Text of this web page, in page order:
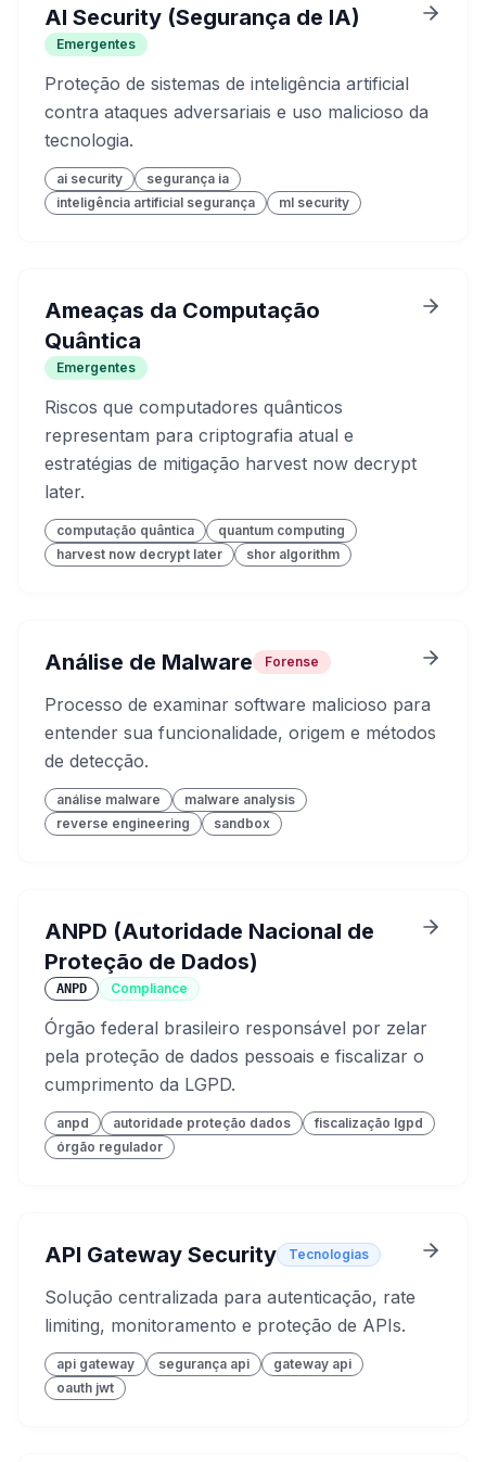
AI Security (Segurança de IA)
Emergentes
Proteção de sistemas de inteligência artificial
contra ataques adversariais e uso malicioso da
tecnologia.
ai security
segurança ia
inteligência artificial segurança
ml security
Ameaças da Computação
Quântica
Emergentes
Riscos que computadores quânticos
representam para criptografia atual e
estratégias de mitigação harvest now decrypt
later.
computação quântica
quantum computing
harvest now decrypt later
shor algorithm
Análise de Malware Forense
Processo de examinar software malicioso para
entender sua funcionalidade, origem e métodos
de detecção.
análise malware
malware analysis
reverse engineering
sandbox
ANPD (Autoridade Nacional de
Proteção de Dados)
ANPD Compliance
Órgão federal brasileiro responsável por zelar
pela proteção de dados pessoais e fiscalizar o
cumprimento da LGPD.
anpd autoridade proteção dados
fiscalização lgpd
órgão regulador
API Gateway Security Tecnologias
Solução centralizada para autenticação, rate
limiting, monitoramento e proteção de APIs.
api gateway segurança api
gateway api
oauth jwt